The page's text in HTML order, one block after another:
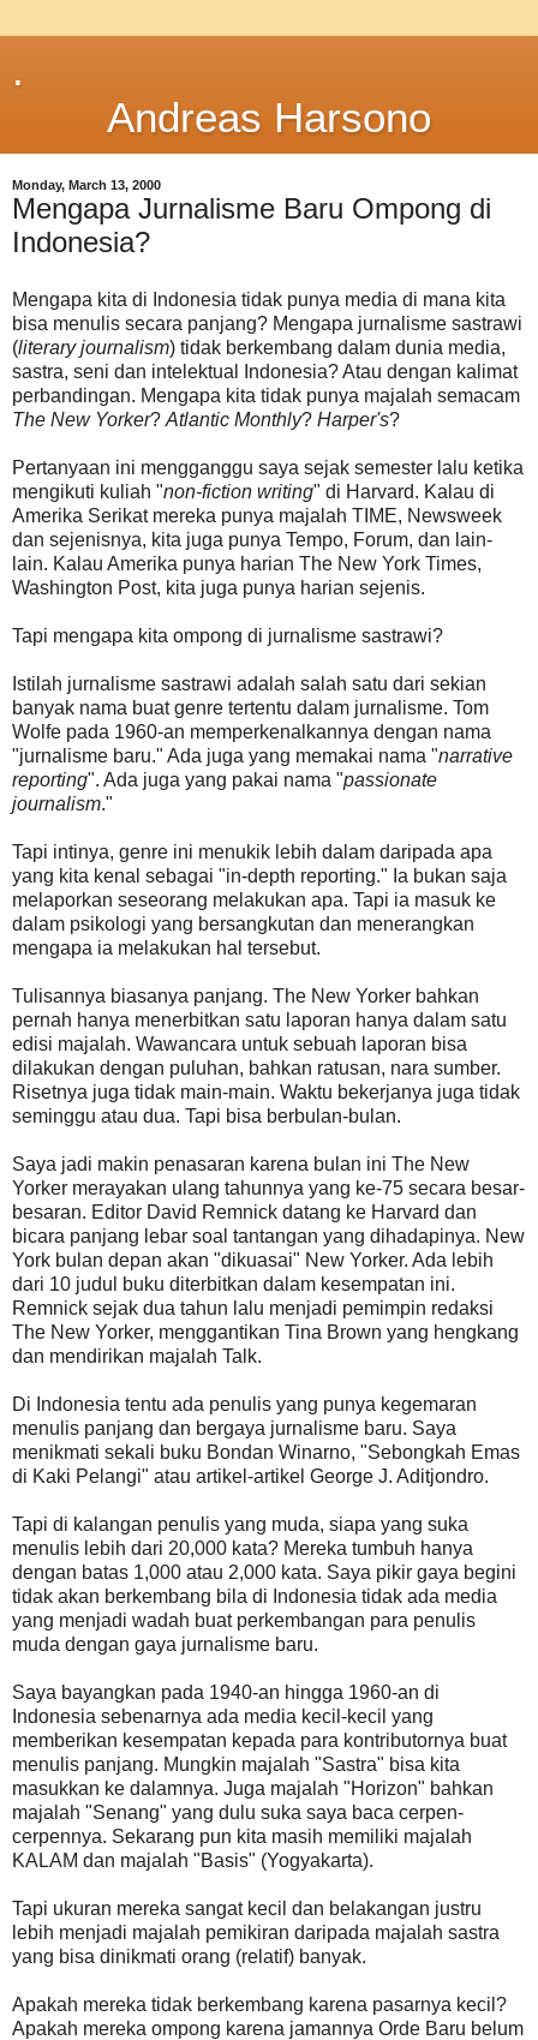
.
Andreas Harsono
Monday, March 13, 2000
Mengapa Jurnalisme Baru Ompong di
Indonesia?
Mengapa kita di Indonesia tidak punya media di mana kita
bisa menulis secara panjang? Mengapa jurnalisme sastrawi
(literary journalism) tidak berkembang dalam dunia media,
sastra, seni dan intelektual Indonesia? Atau dengan kalimat
perbandingan. Mengapa kita tidak punya majalah semacam
The New Yorker? Atlantic Monthly? Harper's?
Pertanyaan ini mengganggu saya sejak semester lalu ketika
mengikuti kuliah "non-fiction writing" di Harvard. Kalau di
Amerika Serikat mereka punya majalah TIME, Newsweek
dan sejenisnya, kita juga punya Tempo, Forum, dan lain-
lain. Kalau Amerika punya harian The New York Times,
Washington Post, kita juga punya harian sejenis.
Tapi mengapa kita ompong di jurnalisme sastrawi?
Istilah jurnalisme sastrawi adalah salah satu dari sekian
banyak nama buat genre tertentu dalam jurnalisme. Tom
Wolfe pada 1960-an memperkenalkannya dengan nama
"jurnalisme baru." Ada juga yang memakai nama "narrative
reporting". Ada juga yang pakai nama "passionate
journalism."
Tapi intinya, genre ini menukik lebih dalam daripada apa
yang kita kenal sebagai "in-depth reporting." Ia bukan saja
melaporkan seseorang melakukan apa. Tapi ia masuk ke
dalam psikologi yang bersangkutan dan menerangkan
mengapa ia melakukan hal tersebut.
Tulisannya biasanya panjang. The New Yorker bahkan
pernah hanya menerbitkan satu laporan hanya dalam satu
edisi majalah. Wawancara untuk sebuah laporan bisa
dilakukan dengan puluhan, bahkan ratusan, nara sumber.
Risetnya juga tidak main-main. Waktu bekerjanya juga tidak
seminggu atau dua. Tapi bisa berbulan-bulan.
Saya jadi makin penasaran karena bulan ini The New
Yorker merayakan ulang tahunnya yang ke-75 secara besar-
besaran. Editor David Remnick datang ke Harvard dan
bicara panjang lebar soal tantangan yang dihadapinya. New
York bulan depan akan "dikuasai" New Yorker. Ada lebih
dari 10 judul buku diterbitkan dalam kesempatan ini.
Remnick sejak dua tahun lalu menjadi pemimpin redaksi
The New Yorker, menggantikan Tina Brown yang hengkang
dan mendirikan majalah Talk.
Di Indonesia tentu ada penulis yang punya kegemaran
menulis panjang dan bergaya jurnalisme baru. Saya
menikmati sekali buku Bondan Winarno, "Sebongkah Emas
di Kaki Pelangi" atau artikel-artikel George J. Aditjondro.
Tapi di kalangan penulis yang muda, siapa yang suka
menulis lebih dari 20,000 kata? Mereka tumbuh hanya
dengan batas 1,000 atau 2,000 kata. Saya pikir gaya begini
tidak akan berkembang bila di Indonesia tidak ada media
yang menjadi wadah buat perkembangan para penulis
muda dengan gaya jurnalisme baru.
Saya bayangkan pada 1940-an hingga 1960-an di
Indonesia sebenarnya ada media kecil-kecil yang
memberikan kesempatan kepada para kontributornya buat
menulis panjang. Mungkin majalah "Sastra" bisa kita
masukkan ke dalamnya. Juga majalah "Horizon" bahkan
majalah "Senang" yang dulu suka saya baca cerpen-
cerpennya. Sekarang pun kita masih memiliki majalah
KALAM dan majalah "Basis" (Yogyakarta).
Tapi ukuran mereka sangat kecil dan belakangan justru
lebih menjadi majalah pemikiran daripada majalah sastra
yang bisa dinikmati orang (relatif) banyak.
Apakah mereka tidak berkembang karena pasarnya kecil?
Apakah mereka ompong karena jamannya Orde Baru belum